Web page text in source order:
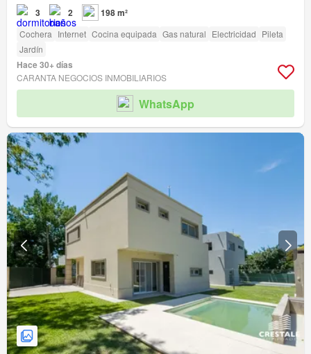
3 2 198 m²
Cochera Internet Cocina equipada Gas natural Electricidad Pileta
Jardín
Hace 30+ días
CARANTA NEGOCIOS INMOBILIARIOS
WhatsApp